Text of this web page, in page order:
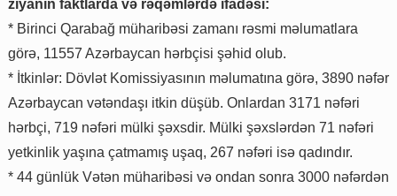
ziyanın faktlarda və rəqəmlərdə ifadəsi:
* Birinci Qarabağ müharibəsi zamanı rəsmi məlumatlara
görə, 11557 Azərbaycan hərbçisi şəhid olub.
* İtkinlər: Dövlət Komissiyasının məlumatına görə, 3890 nəfər
Azərbaycan vətəndaşı itkin düşüb. Onlardan 3171 nəfəri
hərbçi, 719 nəfəri mülki şəxsdir. Mülki şəxslərdən 71 nəfəri
yetkinlik yaşına çatmamış uşaq, 267 nəfəri isə qadındır.
* 44 günlük Vətən müharibəsi və ondan sonra 3000 nəfərdən